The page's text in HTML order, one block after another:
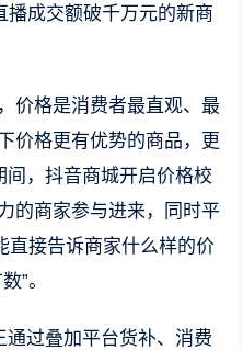
播成交额破千万元的新商
价格是消费者最直观、最
价格更有优势的商品，更
间，抖音商城开启价格校
的商家参与进来，同时平
直接告诉商家什么样的价
”。
通过叠加平台货补、消费